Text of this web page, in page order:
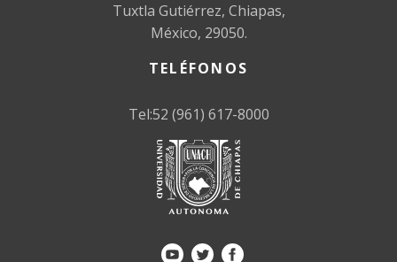
Tuxtla Gutiérrez, Chiapas,
México, 29050.
TELÉFONOS
Tel:52 (961) 617-8000